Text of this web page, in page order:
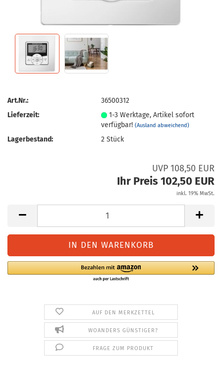
Art.Nr.:
36500312
Lieferzeit:
1-3 Werktage, Artikel sofort
verfügbar!(Ausland abweichend)
Lagerbestand: 2Stück
UVP 108,50 EUR
Ihr Preis 102,50 EUR
inkl. 19% MwSt.
AUF DEN MERKZETTEL
WOANDERS GÜNSTIGER?
FRAGE ZUM PRODUKT